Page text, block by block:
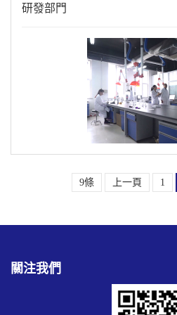
研發部門
9條 上一頁 1
關注我們